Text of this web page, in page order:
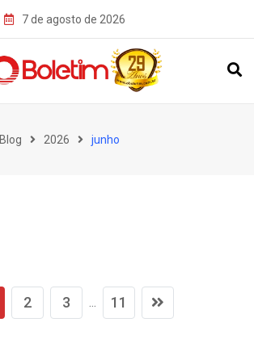
7 de agosto de 2026
Blog 2026 junho
2 3 ... 11